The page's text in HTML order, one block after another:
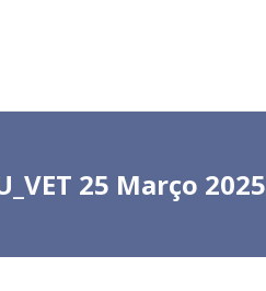
25 Março 2025